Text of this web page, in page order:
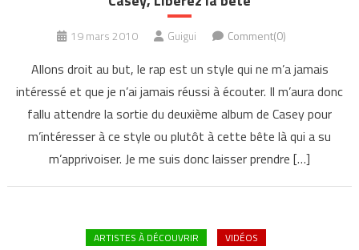
19 mars 2010 Guigui Comment(0)
Allons droit au but, le rap est un style qui ne m’a jamais
intéressé et que je n’ai jamais réussi à écouter. Il m’aura donc
fallu attendre la sortie du deuxième album de Casey pour
m’intéresser à ce style ou plutôt à cette bête là qui a su
m’apprivoiser. Je me suis donc laisser prendre […]
ARTISTES À DÉCOUVRIR VIDÉOS